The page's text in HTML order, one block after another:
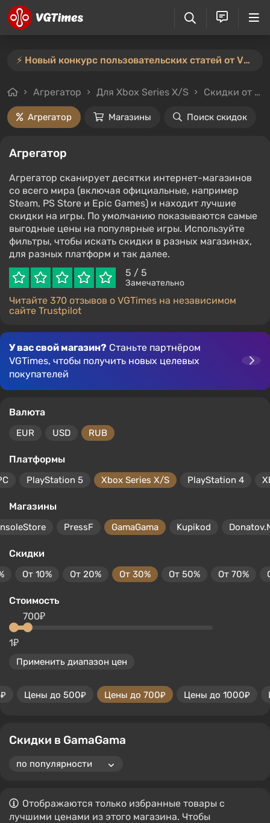
⚡️ Новый конкурс пользовательских статей от VGTimes — участвуйте тут ⚡️
Агрегатор Для Xbox Series X/S Скидки от 30%
Агрегатор Магазины Поиск скидок
Агрегатор
Агрегатор сканирует десятки интернет-магазинов
со всего мира (включая официальные, например
Steam, PS Store и Epic Games) и находит лучшие
скидки на игры. По умолчанию показываются самые
выгодные цены на популярные игры. Используйте
фильтры, чтобы искать скидки в разных магазинах,
для разных платформ и так далее.
5 / 5
Замечательно
Читайте 370 отзывов о VGTimes на независимом
сайте Trustpilot
У вас свой магазин? Станьте партнёром
VGTimes, чтобы получить новых целевых
покупателей
Валюта
EUR USD RUB
Платформы
PlayStation 5 Xbox Series X/S PlayStation 4
Магазины
PressF GamaGama Kupikod
Скидки
От 10% От 20% От 30% От 50% От 70%
Стоимость
1₽
700₽
Применить диапазон цен
Цены до 500₽ Цены до 700₽ Цены до 1000₽
Скидки в GamaGama
Отображаются только избранные товары с
лучшими ценами из этого магазина. Чтобы